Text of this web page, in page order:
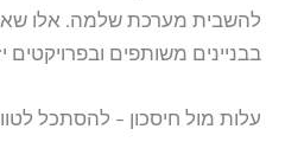
להשבית מערכת שלמה. אלו
בבניינים משותפים ובפרויקטים
עלות מול חיסכון – להסתכל